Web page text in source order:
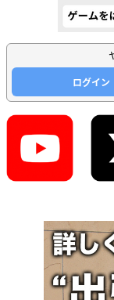
ログイン